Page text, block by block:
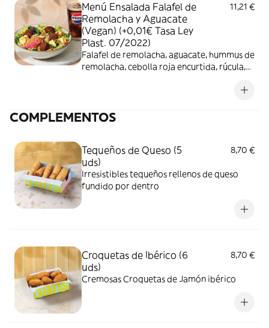
Menú Ensalada Falafel de
Remolacha y Aguacate
(Vegan) (+0,01€ Tasa Ley
Plast. 07/2022)
11,21 €
Falafel de remolacha, aguacate, hummus de
remolacha, cebolla roja encurtida, rúcula,
COMPLEMENTOS
Tequeños de Queso (5
uds)
8,70 €
Irresistibles tequeños rellenos de queso
fundido por dentro
Croquetas de Ibérico (6
uds)
8,70 €
Cremosas Croquetas de Jamón ibérico